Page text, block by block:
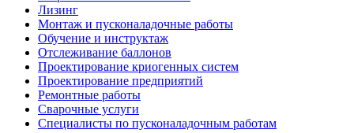
Лизинг
Монтаж и пусконаладочные работы
Обучение и инструктаж
Отслеживание баллонов
Проектирование криогенных систем
Проектирование предприятий
Ремонтные работы
Сварочные услуги
Специалисты по пусконаладочным работам